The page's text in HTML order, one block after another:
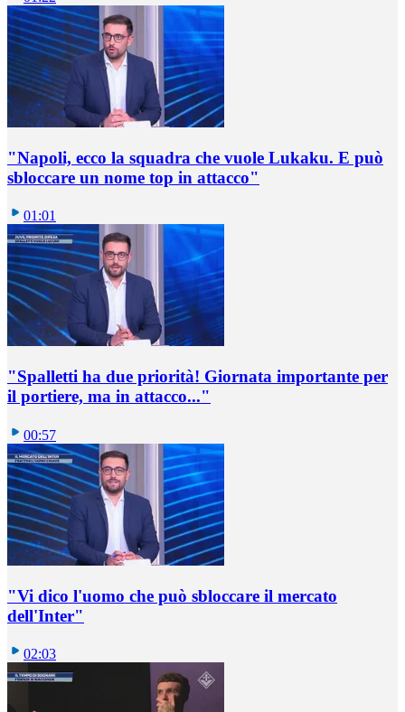
"Napoli, ecco la squadra che vuole Lukaku. E può
sbloccare un nome top in attacco"
01:01
"Spalletti ha due priorità! Giornata importante per
il portiere, ma in attacco..."
00:57
"Vi dico l'uomo che può sbloccare il mercato
dell'Inter"
02:03